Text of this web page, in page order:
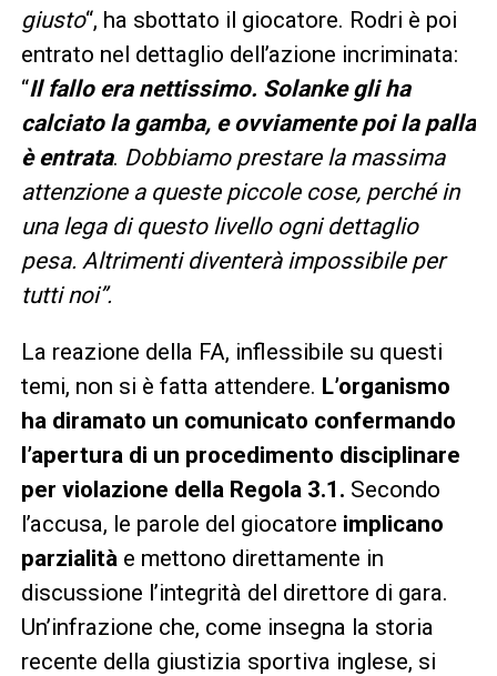
giusto“, ha sbottato il giocatore. Rodri è poi
entrato nel dettaglio dell’azione incriminata:
“Il fallo era nettissimo. Solanke gli ha
calciato la gamba, e ovviamente poi la palla
è entrata. Dobbiamo prestare la massima
attenzione a queste piccole cose, perché in
una lega di questo livello ogni dettaglio
pesa. Altrimenti diventerà impossibile per
tutti noi”.
La reazione della FA, inflessibile su questi
temi, non si è fatta attendere. L’organismo
ha diramato un comunicato confermando
l’apertura di un procedimento disciplinare
per violazione della Regola 3.1. Secondo
l’accusa, le parole del giocatore implicano
parzialità e mettono direttamente in
discussione l’integrità del direttore di gara.
Un’infrazione che, come insegna la storia
recente della giustizia sportiva inglese, si